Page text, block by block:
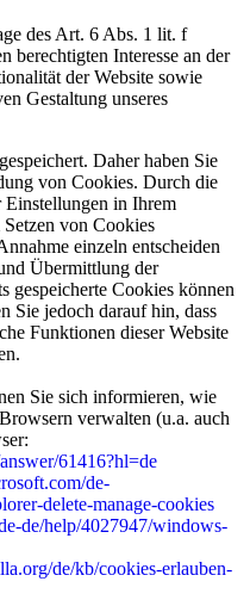
des Art. 6 Abs. 1 lit. f
berechtigten Interesse an der
der Website sowie
Gestaltung unseres
Daher haben Sie
von Cookies. Durch die
Einstellungen in Ihrem
von Cookies
einzeln entscheiden
Übermittlung der
gespeicherte Cookies können
Sie jedoch darauf hin, dass
Funktionen dieser Website
Sie sich informieren, wie
verwalten (u.a. auch
61416?hl=de
de-
delete-manage-cookies
de/help/4027947/windows-
de/kb/cookies-erlauben-